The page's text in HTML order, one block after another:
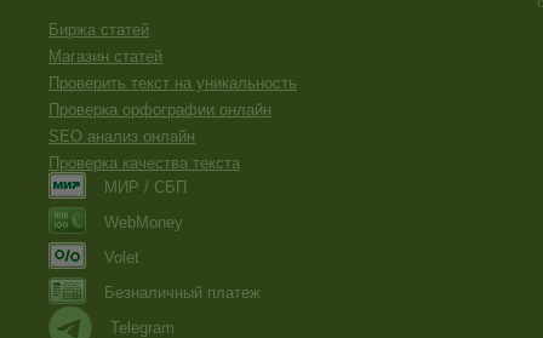
Биржа статей
Магазин статей
Проверить текст на уникальность
Проверка орфографии онлайн
SEO анализ онлайн
Проверка качества текста
МИР / СБП
WebMoney
Volet
Безналичный платеж
Telegram